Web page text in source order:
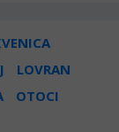
LOVRAN
OTOCI